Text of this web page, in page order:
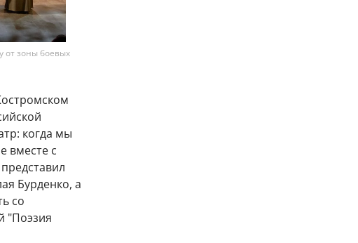
от зоны боевых
когда мы
вместе с
Бурденко, а
со
"Поэзия